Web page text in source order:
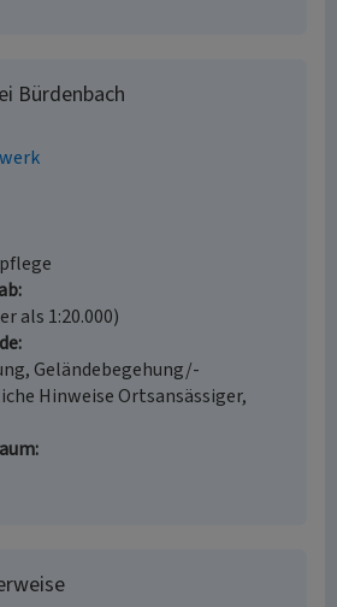
Bürdenbach
als 1:20.000)
Geländebegehung/-
Hinweise Ortsansässiger,